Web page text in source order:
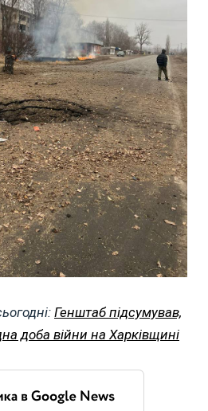
Генштаб підсумував,
доба війни на Харківщині